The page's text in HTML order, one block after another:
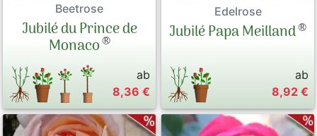
Beetrose
Jubilé du Prince de
Monaco®
ab
8,36 €
Edelrose
Jubilé Papa Meilland®
ab
8,92 €